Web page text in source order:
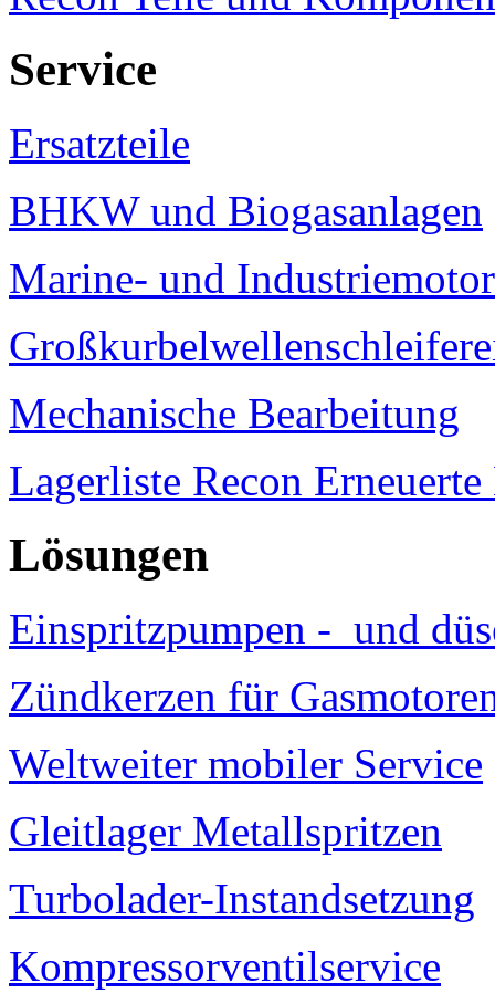
Service
Ersatzteile
BHKW und Biogasanlagen
Marine- und
Mechanische Bearbeitung
Lagerliste Recon
Lösungen
Einspritzpumpen - und
Zündkerzen für
Weltweiter mobiler Service
Gleitlager Metallspritzen
Turbolader-Instandsetzung
Kompressorventilservice